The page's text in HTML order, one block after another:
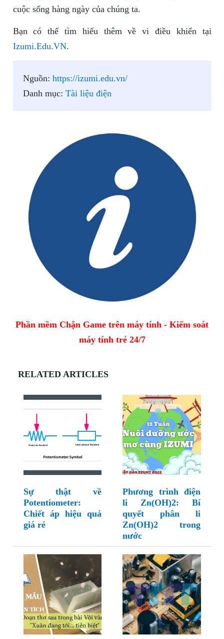
cuộc sống hàng ngày của chúng ta.
Bạn có thể tìm hiểu thêm về vi điều khiển tại
Izumi.Edu.VN.
Nguồn: https://izumi.edu.vn/
Danh mục: Tài liệu điện
Phần mềm Chặn Game trên máy tính - Kiểm soát
máy tính trẻ 24/7
RELATED ARTICLES
Sự thật về
Potentiometer:
Chiết áp hiệu quả
giá rẻ
Phương trình điện
li Zn(OH)2: Bí
quyết phân li
Zn(OH)2 trong
nước